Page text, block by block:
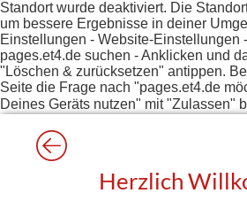
Standort wurde deaktiviert. Die
um bessere Ergebnisse in deiner
Einstellungen - Website-Einstellungen
pages.et4.de suchen - Anklicken und
"Löschen & zurücksetzen" antippen.
Seite die Frage nach "pages.et4.de
Deines Geräts nutzen" mit "Zulassen"
Herzlich